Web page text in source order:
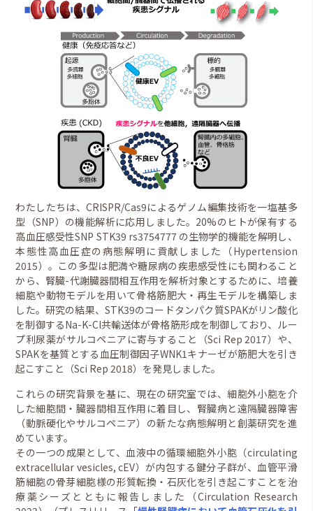
わたしたちは、CRISPR/Cas9によるゲノム編集技術を一塩基多
型（SNP）の機能解析に応用しました。20%のヒトが保有する
高血圧感受性SNP STK39 rs3754777 の生物学的機能を解明し、
本態性高血圧症の病態解明に貢献しました（Hypertension
2015）。この多型は肥満や糖尿病の疾患感受性にも関わること
から、腎臓-代謝臓器間相互作用を解析対象とするために、培養
細胞や動物モデルを用いて骨格筋肥大・再生モデルを構築しま
した。研究の結果、STK39のコードタンパク質SPAKがリン酸化
を制御するNa-K-Cl共輸送体が骨格筋形成を制御しており、ルー
プ利尿薬がサルコペニアに寄与すること（Sci Rep 2017）や、
SPAKを基質とする血圧制御因子WNK1キナーゼが筋肥大を引き
起こすこと（Sci Rep 2018）を発見しました。
これらの研究背景を基に、現在の研究室では、細胞外小胞を介
した細胞間・臓器間相互作用に着目し、腎臓病と遠隔臓器障害
（動脈硬化やサルコペニア）の新たな病態解明と創薬研究を進
めています。
その一つの成果として、血液中の循環細胞外小胞（circulating
extracellular vesicles, cEV）が内包する鍵分子群が、血管平滑
筋細胞の骨芽細胞様の形質転換・石灰化を引き起こすことを治
療薬シーズとともに報告しました（Circulation Research